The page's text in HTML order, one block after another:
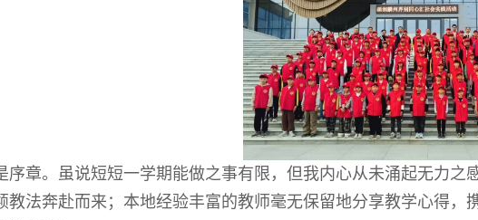
序章。虽说短短一学期能做之事有限，但我内心从未涌起无力
教法奔赴而来；本地经验丰富的教师毫无保留地分享教学心得